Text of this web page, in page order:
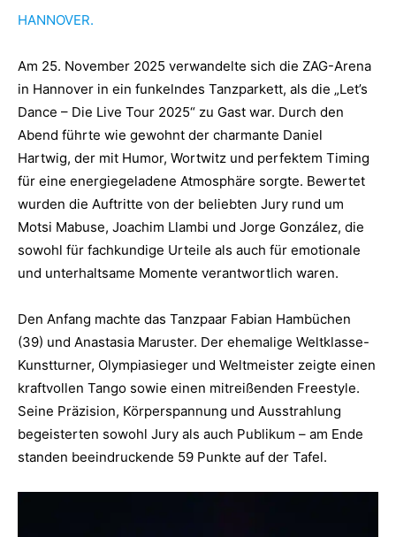
HANNOVER.
Am 25. November 2025 verwandelte sich die ZAG-Arena
in Hannover in ein funkelndes Tanzparkett, als die „Let’s
Dance – Die Live Tour 2025“ zu Gast war. Durch den
Abend führte wie gewohnt der charmante Daniel
Hartwig, der mit Humor, Wortwitz und perfektem Timing
für eine energiegeladene Atmosphäre sorgte. Bewertet
wurden die Auftritte von der beliebten Jury rund um
Motsi Mabuse, Joachim Llambi und Jorge González, die
sowohl für fachkundige Urteile als auch für emotionale
und unterhaltsame Momente verantwortlich waren.
Den Anfang machte das Tanzpaar Fabian Hambüchen
(39) und Anastasia Maruster. Der ehemalige Weltklasse-
Kunstturner, Olympiasieger und Weltmeister zeigte einen
kraftvollen Tango sowie einen mitreißenden Freestyle.
Seine Präzision, Körperspannung und Ausstrahlung
begeisterten sowohl Jury als auch Publikum – am Ende
standen beeindruckende 59 Punkte auf der Tafel.